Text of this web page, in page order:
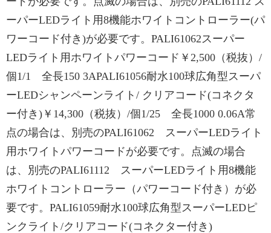
ーパーLEDライト用8機能ホワイトコントローラー(パ
ワーコード付き)が必要です。PALI61062スーパー
LEDライト用ホワイトパワーコード￥2,500（税抜）/
個1/1 全長150 3APALI61056耐水100球広角型スーパ
ーLEDシャンペーンライト/ クリアコード(コネクタ
ー付き)￥14,300（税抜）/個1/25 全長1000 0.06A常
点の場合は、別売のPALI61062 スーパーLEDライト
用ホワイトパワーコードが必要です。点滅の場合
は、別売のPALI61112 スーパーLEDライト用8機能
ホワイトコントローラー（パワーコード付き）が必
要です。PALI61059耐水100球広角型スーパーLEDピ
ンクライト/クリアコード(コネクター付き)